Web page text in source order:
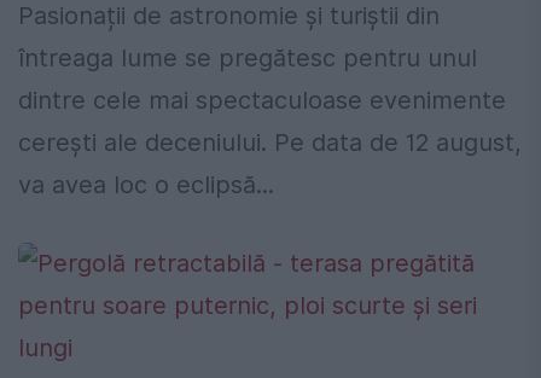
Pasionații de astronomie și turiștii din
întreaga lume se pregătesc pentru unul
dintre cele mai spectaculoase evenimente
cerești ale deceniului. Pe data de 12 august,
va avea loc o eclipsă...